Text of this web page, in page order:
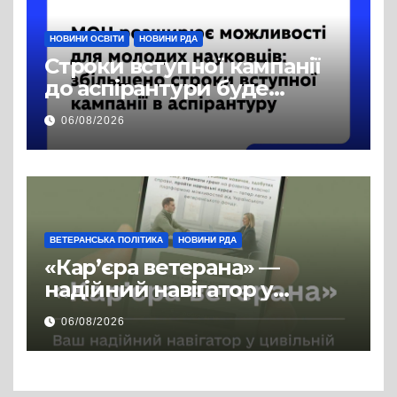
НОВИНИ ОСВІТИ НОВИНИ РДА
Строки вступної кампанії
до аспірантури буде
продовжено
06/08/2026
ВЕТЕРАНСЬКА ПОЛІТИКА НОВИНИ РДА
«Кар’єра ветерана» —
надійний навігатор у
цивільній професії
06/08/2026